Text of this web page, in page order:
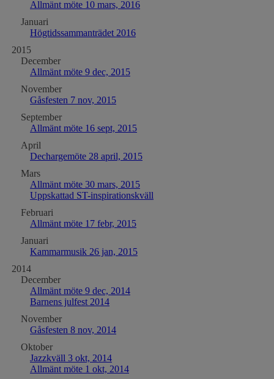
Allmänt möte 10 mars, 2016
Januari
Högtidssammanträdet 2016
2015
December
Allmänt möte 9 dec, 2015
November
Gåsfesten 7 nov, 2015
September
Allmänt möte 16 sept, 2015
April
Dechargemöte 28 april, 2015
Mars
Allmänt möte 30 mars, 2015
Uppskattad ST-inspirationskväll
Februari
Allmänt möte 17 febr, 2015
Januari
Kammarmusik 26 jan, 2015
2014
December
Allmänt möte 9 dec, 2014
Barnens julfest 2014
November
Gåsfesten 8 nov, 2014
Oktober
Jazzkväll 3 okt, 2014
Allmänt möte 1 okt, 2014